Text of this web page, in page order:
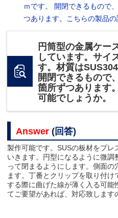
ｍです。 開閉できるもので
つあります。こちらの製品の
円筒型の金属ケー
しています。サイ
す。材質は
開閉できるもので
箇所ずつあります
可能でしょうか。
Answer (回答)
製作可能です。SUSの板材をプ
いきます。円型になるように微
って閉まるようにします。側面の
ます。丁番とクリップを取り付
する際に曲げた線が薄く入る可
てご要望があれば、対応致します